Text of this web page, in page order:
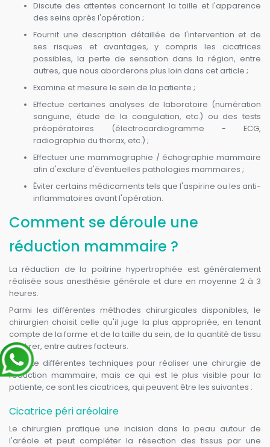
Discute des attentes concernant la taille et l'apparence
des seins après l'opération ;
Fournit une description détaillée de l'intervention et de
ses risques et avantages, y compris les cicatrices
possibles, la perte de sensation dans la région, entre
autres, que nous aborderons plus loin dans cet article ;
Examine et mesure le sein de la patiente ;
Effectue certaines analyses de laboratoire (numération
sanguine, étude de la coagulation, etc.) ou des tests
préopératoires (électrocardiogramme - ECG,
radiographie du thorax, etc.) ;
Effectuer une mammographie / échographie mammaire
afin d'exclure d'éventuelles pathologies mammaires ;
Éviter certains médicaments tels que l'aspirine ou les anti-
inflammatoires avant l'opération.
Comment se déroule une
réduction mammaire ?
La réduction de la poitrine hypertrophiée est généralement
réalisée sous anesthésie générale et dure en moyenne 2 à 3
heures.
Parmi les différentes méthodes chirurgicales disponibles, le
chirurgien choisit celle qu'il juge la plus appropriée, en tenant
compte de la forme et de la taille du sein, de la quantité de tissu
à retirer, entre autres facteurs.
Il existe différentes techniques pour réaliser une chirurgie de
réduction mammaire, mais ce qui est le plus visible pour la
patiente, ce sont les cicatrices, qui peuvent être les suivantes :
Cicatrice péri aréolaire
Le chirurgien pratique une incision dans la peau autour de
l'aréole et peut compléter la résection des tissus par une